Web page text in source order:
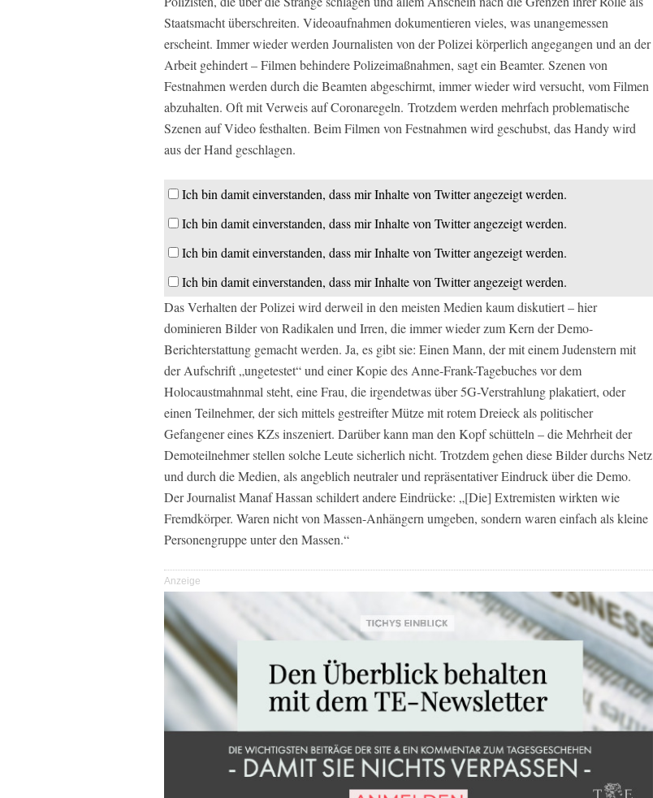
Staatsmacht überschreiten. Videoaufnahmen dokumentieren vieles, was unangemessen
erscheint. Immer wieder werden Journalisten von der Polizei körperlich angegangen und an der
Arbeit gehindert – Filmen behindere Polizeimaßnahmen, sagt ein Beamter. Szenen von
Festnahmen werden durch die Beamten abgeschirmt, immer wieder wird versucht, vom Filmen
abzuhalten. Oft mit Verweis auf Coronaregeln. Trotzdem werden mehrfach problematische
Szenen auf Video festhalten. Beim Filmen von Festnahmen wird geschubst, das Handy wird
aus der Hand geschlagen.
Ich bin damit einverstanden, dass mir Inhalte von Twitter angezeigt werden.
Ich bin damit einverstanden, dass mir Inhalte von Twitter angezeigt werden.
Ich bin damit einverstanden, dass mir Inhalte von Twitter angezeigt werden.
Ich bin damit einverstanden, dass mir Inhalte von Twitter angezeigt werden.
Das Verhalten der Polizei wird derweil in den meisten Medien kaum diskutiert – hier
dominieren Bilder von Radikalen und Irren, die immer wieder zum Kern der Demo-
Berichterstattung gemacht werden. Ja, es gibt sie: Einen Mann, der mit einem Judenstern mit
der Aufschrift „ungetestet“ und einer Kopie des Anne-Frank-Tagebuches vor dem
Holocaustmahnmal steht, eine Frau, die irgendetwas über 5G-Verstrahlung plakatiert, oder
einen Teilnehmer, der sich mittels gestreifter Mütze mit rotem Dreieck als politischer
Gefangener eines KZs inszeniert. Darüber kann man den Kopf schütteln – die Mehrheit der
Demoteilnehmer stellen solche Leute sicherlich nicht. Trotzdem gehen diese Bilder durchs Netz
und durch die Medien, als angeblich neutraler und repräsentativer Eindruck über die Demo.
Der Journalist Manaf Hassan schildert andere Eindrücke: „[Die] Extremisten wirkten wie
Fremdkörper. Waren nicht von Massen-Anhängern umgeben, sondern waren einfach als kleine
Personengruppe unter den Massen.“
Anzeige